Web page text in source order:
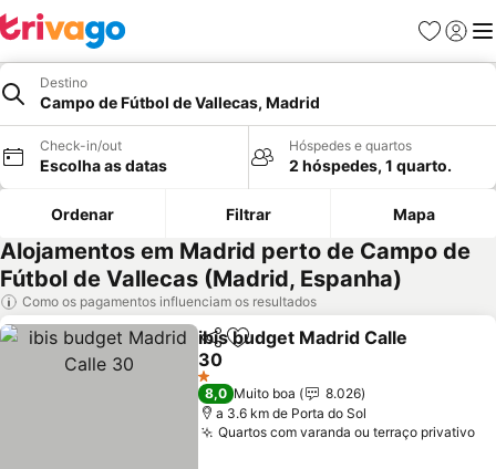
Favoritos
Iniciar
Destino
Campo de Fútbol de Vallecas, Madrid
Check-in/out
Escolha as datas
Hóspedes e quartos
2 hóspedes, 1 quarto.
Ordenar Filtrar Mapa
Alojamentos em Madrid perto de Campo de
Fútbol de Vallecas (Madrid, Espanha)
Como os pagamentos influenciam os resultados
PartilharAdicionar aos favoritos
ibis budget Madrid Calle
30
Ver preços
1 Estrelas
8,0 Muito boa
8.026
a 3.6 km de Porta do Sol
Quartos com varanda ou terraço privativo